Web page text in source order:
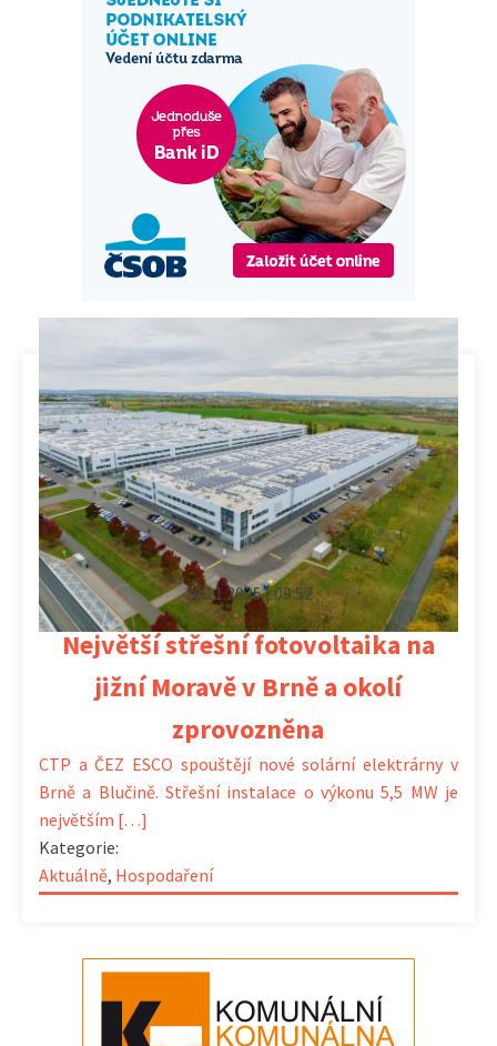
20.11.2025 | 09:52
Největší střešní fotovoltaika na
jižní Moravě v Brně a okolí
zprovozněna
CTP a ČEZ ESCO spouštějí nové solární elektrárny v
Brně a Blučině. Střešní instalace o výkonu 5,5 MW je
největším […]
Kategorie:
Aktuálně, Hospodaření